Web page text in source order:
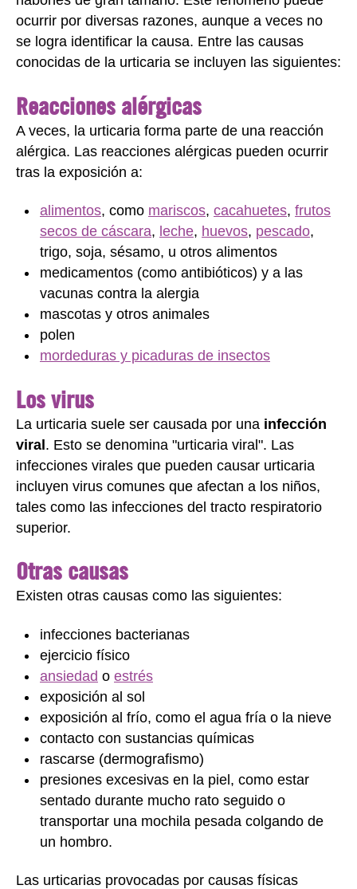
ocurrir por diversas razones, aunque a veces no
se logra identificar la causa. Entre las causas
conocidas de la urticaria se incluyen las siguientes:
Reacciones alérgicas
A veces, la urticaria forma parte de una reacción
alérgica. Las reacciones alérgicas pueden ocurrir
tras la exposición a:
alimentos, como mariscos, cacahuetes, frutos
secos de cáscara, leche, huevos, pescado,
trigo, soja, sésamo, u otros alimentos
medicamentos (como antibióticos) y a las
vacunas contra la alergia
mascotas y otros animales
polen
mordeduras y picaduras de insectos
Los virus
La urticaria suele ser causada por una infección
viral. Esto se denomina "urticaria viral". Las
infecciones virales que pueden causar urticaria
incluyen virus comunes que afectan a los niños,
tales como las infecciones del tracto respiratorio
superior.
Otras causas
Existen otras causas como las siguientes:
infecciones bacterianas
ejercicio físico
ansiedad o estrés
exposición al sol
exposición al frío, como el agua fría o la nieve
contacto con sustancias químicas
rascarse (dermografismo)
presiones excesivas en la piel, como estar
sentado durante mucho rato seguido o
transportar una mochila pesada colgando de
un hombro.
Las urticarias provocadas por causas físicas